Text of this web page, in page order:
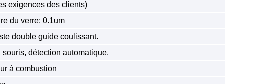
exigences des clients)
du verre: 0.1um
double guide coulissant.
détection automatique.
à combustion